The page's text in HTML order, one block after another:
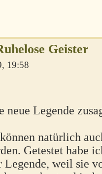
Geister
19:58
neue Legende
natürlich
Getestet habe
weil sie